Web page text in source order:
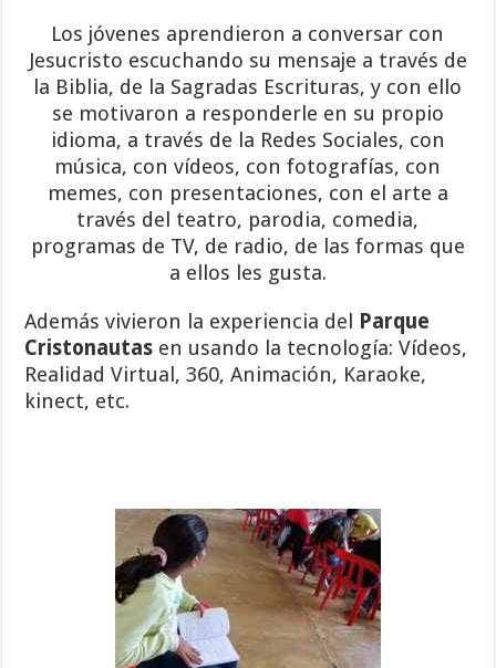
Los jóvenes aprendieron a conversar con
Jesucristo escuchando su mensaje a través de
la Biblia, de la Sagradas Escrituras, y con ello
se motivaron a responderle en su propio
idioma, a través de la Redes Sociales, con
música, con vídeos, con fotografías, con
memes, con presentaciones, con el arte a
través del teatro, parodia, comedia,
programas de TV, de radio, de las formas que
a ellos les gusta.
Además vivieron la experiencia del Parque
Cristonautas en usando la tecnología: Vídeos,
Realidad Virtual, 360, Animación, Karaoke,
kinect, etc.